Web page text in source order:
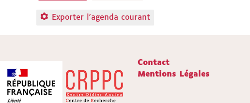
Exporter l'agenda courant
Contact
Mentions Légales